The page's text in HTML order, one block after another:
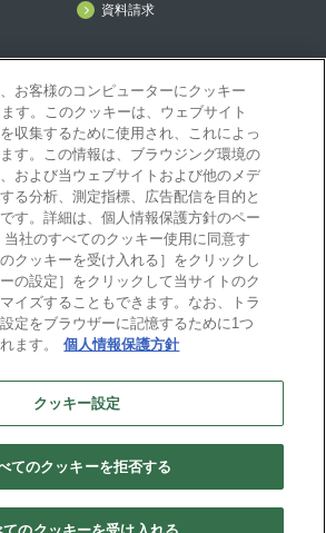
資料請求
登録者）
ト（MCUG会員専用）
こちら
ー専用サイト
ング株式会社
お客様のコンピューターにクッキー
ます。このクッキーは、ウェブサイト
収集するために使用され、これによっ
す。この情報は、ブラウジング環境の
および当ウェブサイトおよび他のメデ
る分析、測定指標、広告配信を目的と
す。詳細は、個人情報保護方針のペー
社のすべてのクッキー使用に同意す
クッキーを受け入れる］をクリックし
の設定］をクリックして当サイトのク
イズすることもできます。なお、トラ
定をブラウザーに記憶するために1つ
ます。
個人情報保護方針
クッキー設定
てのクッキーを拒否する